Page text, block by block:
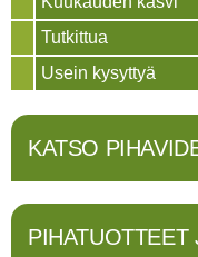
Tutkittua
Usein kysyttyä
KATSO
PIHATUOTTEET